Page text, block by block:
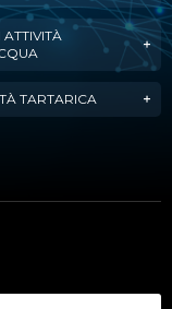
ATTIVITÀ
TARTARICA